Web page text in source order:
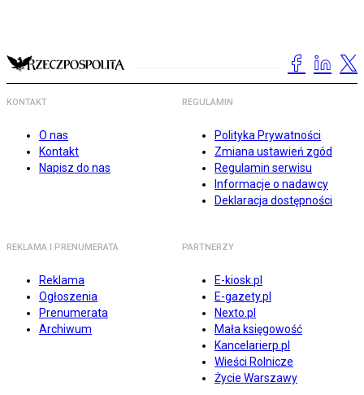
KONTAKT
O nas
Kontakt
Napisz do nas
REGULAMIN
Polityka Prywatności
Zmiana ustawień zgód
Regulamin serwisu
Informacje o nadawcy
Deklaracja dostępności
REKLAMA I PRENUMERATA
Reklama
Ogłoszenia
Prenumerata
Archiwum
PARTNERZY
E-kiosk.pl
E-gazety.pl
Nexto.pl
Mała księgowość
Kancelarierp.pl
Wieści Rolnicze
Życie Warszawy